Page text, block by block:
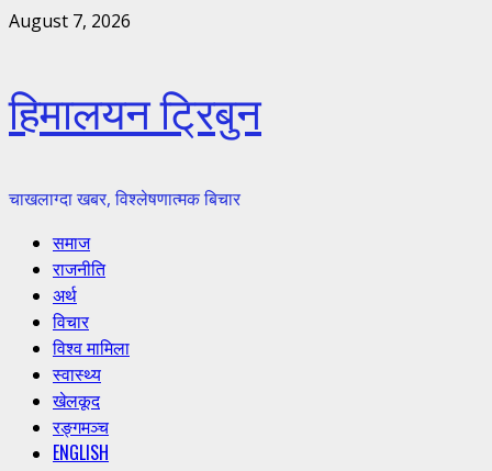
Skip
August 7, 2026
हिमालयन ट्रिबुन
चाखलाग्दा खबर, विश्लेषणात्मक बिचार
Primary
Menu
समाज
राजनीति
अर्थ
विचार
विश्व मामिला
स्वास्थ्य
खेलकूद
रङ्गमञ्च
ENGLISH